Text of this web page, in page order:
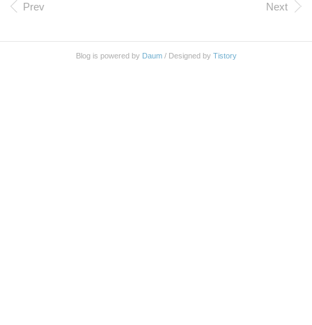
Prev Next
Blog is powered by Daum/ Designed by Tistory